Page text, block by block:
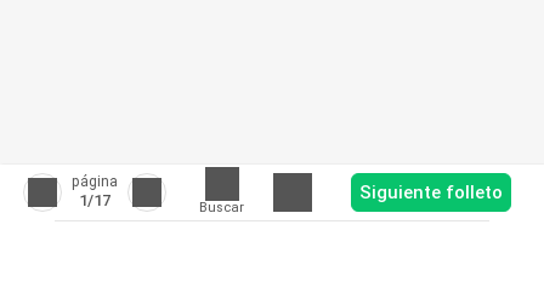
página
1/17 Buscar
Siguiente folleto